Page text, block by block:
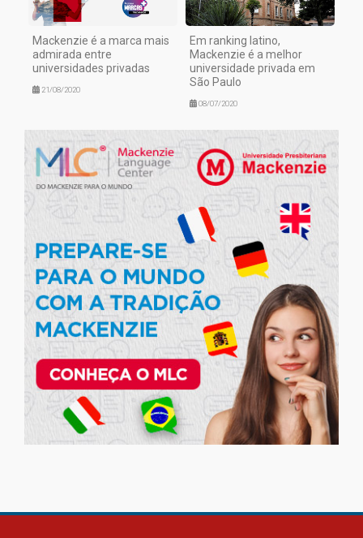
Mackenzie é a marca mais
admirada entre
universidades privadas
21/08/2020
Em ranking latino,
Mackenzie é a melhor
universidade privada em
São Paulo
08/07/2020